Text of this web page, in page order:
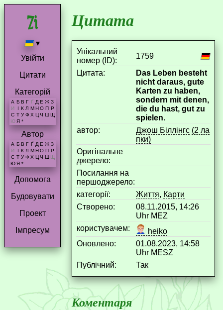
▾
Увійти
Цитати
Категорій
А Б В Г Ґ Д Е Ж З
И
І К Л М Н О П Р
С Т У Ф Х Ц Ч Ш Щ
Ю Я *
Автор
А Б В Г Ґ Д Е Ж З
И
К Л М Н О П Р
С Т У Ф Х Ц Ч Ш Щ
Ю Я *
Допомога
Будовувати
Проект
Імпресум
Цитата
Унікальний
номер (ID):
1759
Цитата:
Das Leben besteht
nicht daraus, gute
Karten zu haben,
sondern mit denen,
die du hast, gut zu
spielen.
aвтор:
Джош Біллінгс (2 ла
пки)
Оригінальне
джерело:
Посилання на
першоджерело:
категорії:
Життя, Карти
Створено:
08.11.2015, 14:26
Uhr MEZ
користувачем:
heiko
Оновлено:
01.08.2023, 14:58
Uhr MESZ
Публічний:
Так
Коментаря